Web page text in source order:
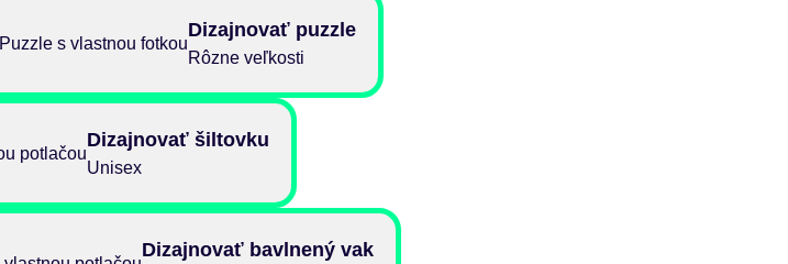
Dizajnovať puzzle
Rôzne veľkosti
Dizajnovať šiltovku
Unisex
Dizajnovať bavlnený vak